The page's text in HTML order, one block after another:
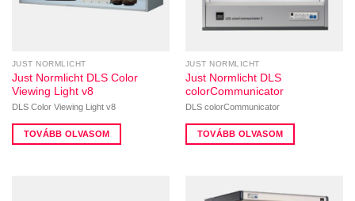
JUST NORMLICHT
Just Normlicht DLS Color
Viewing Light v8
DLS Color Viewing Light v8
TOVÁBB OLVASOM
JUST NORMLICHT
Just Normlicht DLS
colorCommunicator
DLS colorCommunicator
TOVÁBB OLVASOM